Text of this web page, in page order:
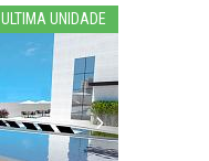
ULTIMA UNIDADE